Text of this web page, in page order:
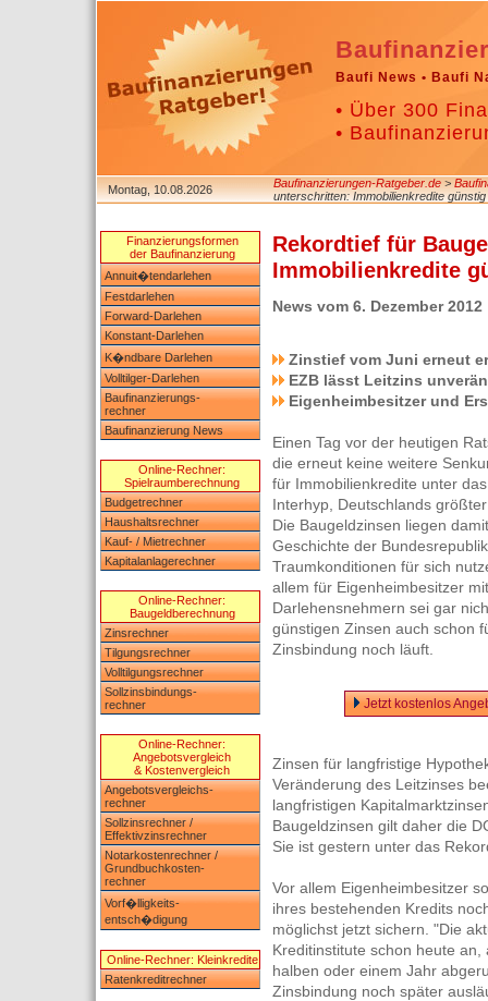
Baufi News • Baufi
• Über 300
•
Montag, 10.08.2026 Baufinanzierungen-Ratgeber.de>
unterschritten: Immobilienkredite günstig
Finanzierungsformen
der Baufinanzierung
Annuit�tendarlehen
Festdarlehen
Forward-Darlehen
Konstant-Darlehen
K�ndbare Darlehen
Volltilger-Darlehen
Baufinanzierungs-
rechner
Baufinanzierung News
Online-Rechner:
Spielraumberechnung
Budgetrechner
Haushaltsrechner
Kauf- / Mietrechner
Kapitalanlagerechner
Online-Rechner:
Baugeldberechnung
Zinsrechner
Tilgungsrechner
Volltilgungsrechner
Sollzinsbindungs-
rechner
Online-Rechner:
Angebotsvergleich
& Kostenvergleich
Angebotsvergleichs-
rechner
Sollzinsrechner /
Effektivzinsrechner
Notarkostenrechner /
Grundbuchkosten-
rechner
Vorf�lligkeits-
entsch�digung
Online-Rechner: Kleinkredite
Ratenkreditrechner
Rekordtief für
Immobilienkredite
News vom 6. Dezember 2012
Zinstief vom Juni erneut
EZB lässt Leitzins
Eigenheimbesitzer und
Einen Tag vor der heutigen
die erneut keine weitere
für Immobilienkredite unter
Interhyp, Deutschlands
Die Baugeldzinsen liegen
Geschichte der
Traumkonditionen für sich
allem für Eigenheimbesitzer
Darlehensnehmern sei gar
günstigen Zinsen auch schon
Zinsbindung noch läuft.
Jetzt kostenlos
Zinsen für langfristige
Veränderung des Leitzinses
langfristigen
Baugeldzinsen gilt daher die
Sie ist gestern unter das
Vor allem Eigenheimbesitzer
ihres bestehenden Kredits
möglichst jetzt sichern. "Die
Kreditinstitute schon heute
halben oder einem Jahr
Zinsbindung noch später